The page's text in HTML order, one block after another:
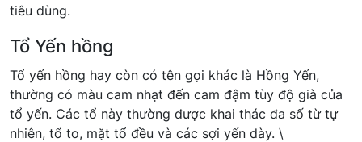
tiêu dùng.
Tổ Yến hồng
Tổ yến hồng hay còn có tên gọi khác là Hồng Yến,
thường có màu cam nhạt đến cam đậm tùy độ già của
tổ yến. Các tổ này thường được khai thác đa số từ tự
nhiên, tổ to, mặt tổ đều và các sợi yến dày. \